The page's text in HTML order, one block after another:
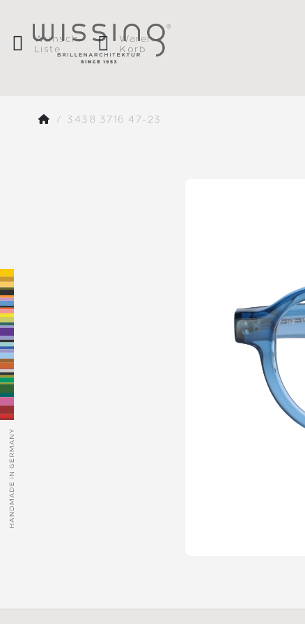
Wunsch
Liste
Waren
Korb
3438 3716 47-23